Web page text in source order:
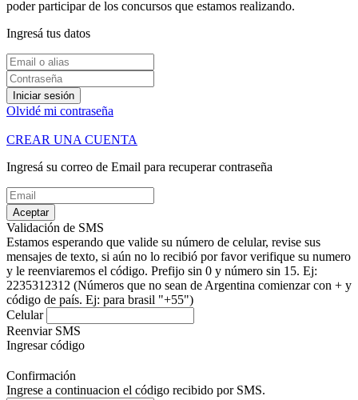
poder participar de los concursos que estamos realizando.
Ingresá tus datos
Iniciar sesión
Olvidé mi contraseña
CREAR UNA CUENTA
Ingresá su correo de Email para recuperar contraseña
Aceptar
Validación de SMS
Estamos esperando que valide su número de celular, revise sus
mensajes de texto, si aún no lo recibió por favor verifique su numero
y le reenviaremos el código. Prefijo sin 0 y número sin 15. Ej:
2235312312 (Números que no sean de Argentina comienzar con + y
código de país. Ej: para brasil "+55")
Celular
Reenviar SMS
Ingresar código
Confirmación
Ingrese a continuacion el código recibido por SMS.